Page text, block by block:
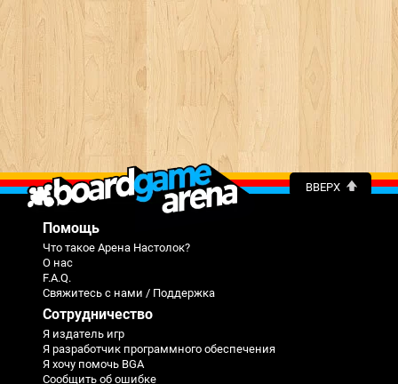
ВВЕРХ
Помощь
Что такое Арена Настолок?
О нас
F.A.Q.
Свяжитесь с нами / Поддержка
Сотрудничество
Я издатель игр
Я разработчик программного обеспечения
Я хочу помочь BGA
Сообщить об ошибке